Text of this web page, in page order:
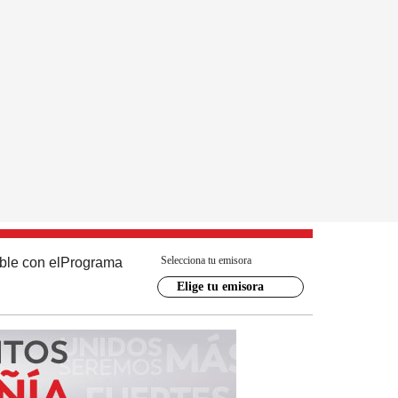
con el Programa Selecciona tu emisora
Elige tu emisora